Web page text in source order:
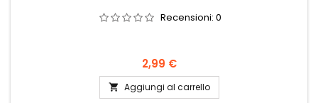
Recensioni: 0
Prezzo
2,99 €
 Aggiungi al carrello